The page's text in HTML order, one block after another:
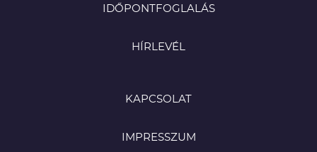
IDŐPONTFOGLALÁS
HÍRLEVÉL
KAPCSOLAT
IMPRESSZUM